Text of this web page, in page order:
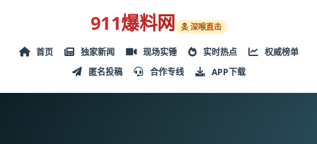
911爆料网 深喉直击
首页 独家新闻 现场实锤 实时热点
权威榜单
匿名投稿
合作专线 APP下载